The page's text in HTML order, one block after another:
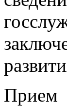
Прием